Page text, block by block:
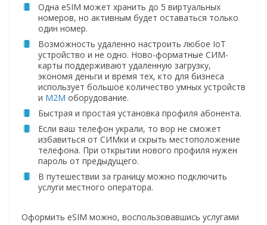
Одна eSIM может хранить до 5 виртуальных
номеров, но активным будет оставаться только
один номер.
Возможность удаленно настроить любое IoT
устройство и не одно. Ново-форматные СИМ-
карты поддерживают удаленную загрузку,
экономя деньги и время тех, кто для бизнеса
использует большое количество умных устройств
и M2M оборудование.
Быстрая и простая установка профиля абонента.
Если ваш телефон украли, то вор не сможет
избавиться от СИМки и скрыть местоположение
телефона. При открытии нового профиля нужен
пароль от предыдущего.
В путешествии за границу можно подключить
услуги местного оператора.
Оформить eSIM можно, воспользовавшись услугами